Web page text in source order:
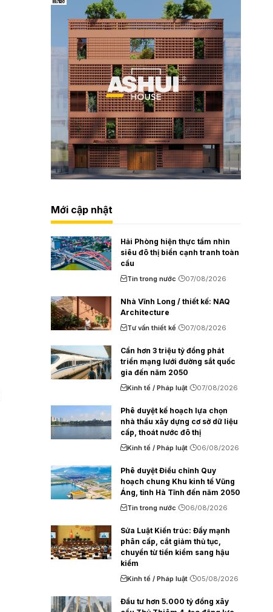
Mới cập nhật
Hải Phòng hiện thực tầm nhìn
siêu đô thị biển cạnh tranh toàn
cầu
Tin trong nước 07/08/2026
Nhà Vĩnh Long / thiết kế: NAQ
Architecture
Tư vấn thiết kế 07/08/2026
Cần hơn 3 triệu tỷ đồng phát
triển mạng lưới đường sắt quốc
gia đến năm 2050
Kinh tế / Pháp luật 07/08/2026
Phê duyệt kế hoạch lựa chọn
nhà thầu xây dựng cơ sở dữ liệu
cấp, thoát nước đô thị
Kinh tế / Pháp luật 06/08/2026
Phê duyệt Điều chỉnh Quy
hoạch chung Khu kinh tế Vũng
Áng, tỉnh Hà Tĩnh đến năm 2050
Tin trong nước 06/08/2026
Sửa Luật Kiến trúc: Đẩy mạnh
phân cấp, cắt giảm thủ tục,
chuyển từ tiền kiểm sang hậu
kiểm
Kinh tế / Pháp luật 05/08/2026
Đầu tư hơn 5.000 tỷ đồng xây